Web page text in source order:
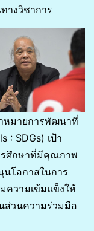
างวิชาการ
หมายการพัฒนาที่
: SDGs) เป้า
รศึกษาที่มีคุณภาพ
นโอกาสในการ
ความเข้มแข็งให้
ส่วนความร่วมมือ